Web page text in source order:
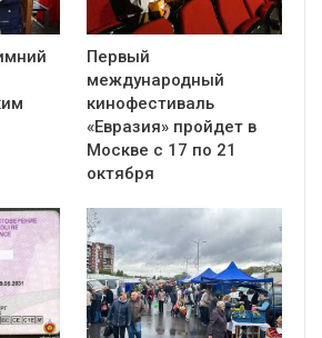
Первый
международный
кинофестиваль
«Евразия» пройдет в
Москве с 17 по 21
октября